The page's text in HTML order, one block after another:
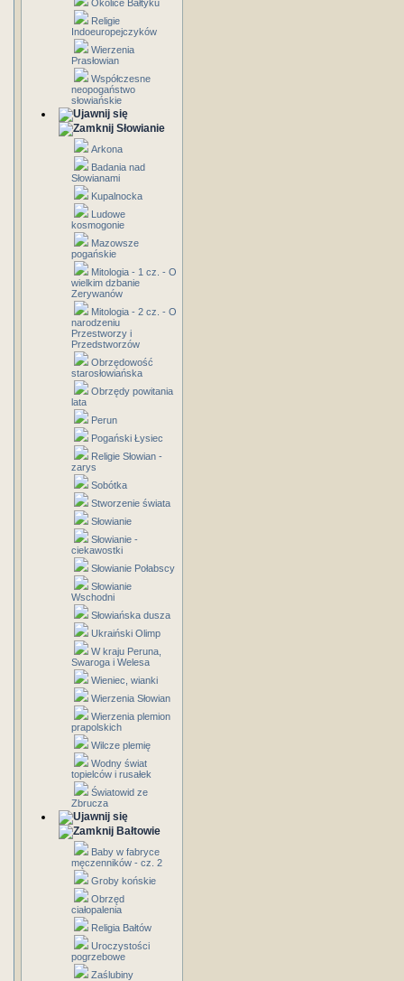
Okolice Bałtyku
Religie
Indoeuropejczyków
Wierzenia
Prasłowian
Współczesne
neopogaństwo
słowiańskie
Słowianie
Arkona
Badania nad
Słowianami
Kupalnocka
Ludowe
kosmogonie
Mazowsze
pogańskie
Mitologia - 1 cz. - O
wielkim dzbanie
Zerywanów
Mitologia - 2 cz. - O
narodzeniu
Przestworzy i
Przedstworzów
Obrzędowość
starosłowiańska
Obrzędy powitania
lata
Perun
Pogański Łysiec
Religie Słowian -
zarys
Sobótka
Stworzenie świata
Słowianie
Słowianie -
ciekawostki
Słowianie Połabscy
Słowianie
Wschodni
Słowiańska dusza
Ukraiński Olimp
W kraju Peruna,
Swaroga i Welesa
Wieniec, wianki
Wierzenia Słowian
Wierzenia plemion
prapolskich
Wilcze plemię
Wodny świat
topielców i rusałek
Światowid ze
Zbrucza
Bałtowie
Baby w fabryce
męczenników - cz. 2
Groby końskie
Obrzęd
ciałopalenia
Religia Bałtów
Uroczystości
pogrzebowe
Zaślubiny